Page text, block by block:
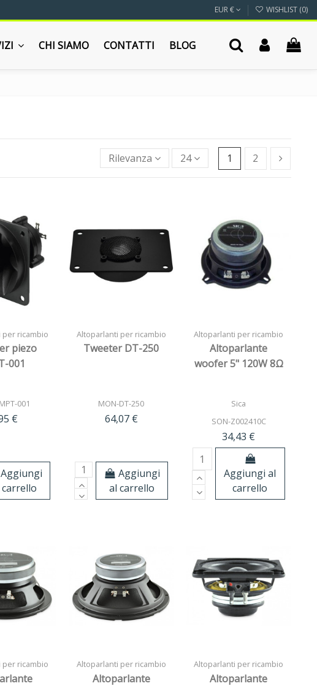
EUR € WISHLIST (0)
CHI SIAMO CONTATTI BLOG
Rilevanza 24 1 2
ricambio
piezo
001
001
€
Aggiungi
carrello
Altoparlanti per ricambio
Tweeter DT-250
MON-DT-250
64,07 €
Aggiungi
al carrello
Altoparlanti per ricambio
Altoparlante
woofer 5" 120W 8Ω
Sica
SON-Z002410C
34,43 €
Aggiungi al
carrello
ricambio Altoparlanti per ricambio
Altoparlante
Altoparlanti per ricambio
Altoparlante